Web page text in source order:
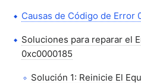
Causas de Código de Error
Soluciones para reparar el
0xc0000185
Solución 1: Reinicie El